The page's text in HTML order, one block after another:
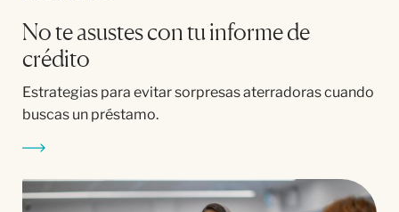
No te asustes con tu informe de
crédito
Estrategias para evitar sorpresas aterradoras cuando
buscas un préstamo.